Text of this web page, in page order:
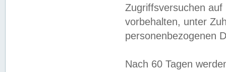
Zugriffsversuchen
vorbehalten, unter
personenbezogenen
Nach 60 Tagen